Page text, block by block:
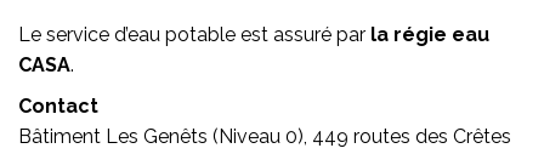
Le service d’eau potable est assuré par la régie eau
CASA.
Contact
Bâtiment Les Genêts (Niveau 0), 449 routes des Crêtes